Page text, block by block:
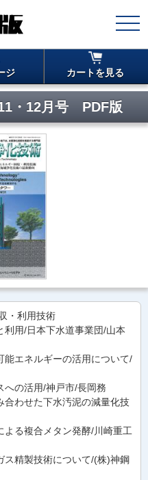
ジ カートを見る
・12月号 PDF版
・利用技術
利用/日本下水道事業団/山本
能エネルギーの活用について/
への活用/神戸市/長岡務
合わせた下水汚泥の減量化技
よる複合メタン発酵/川崎重工
ス精製技術について/(株)神鋼